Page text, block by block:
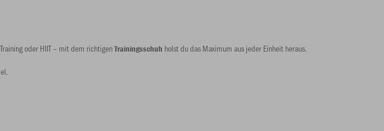
oder HIIT – mit dem richtigenTrainingsschuh holst du das Maximum aus jeder Einheit heraus.